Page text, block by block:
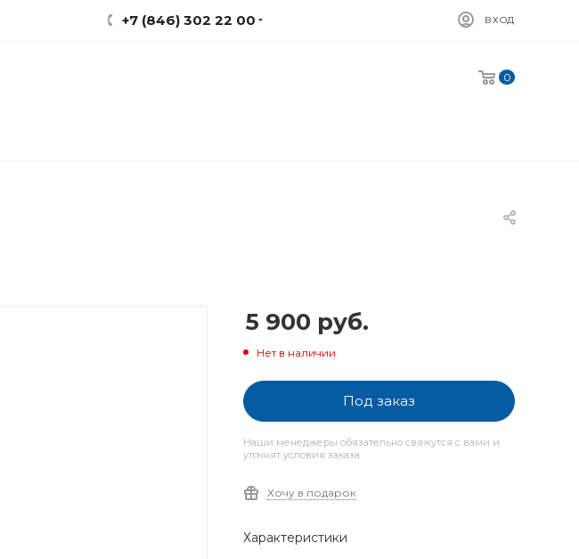
+7 (846) 302 22 00 ВХОД
0
5 900 руб.
Нет в наличии
Под заказ
Наши менеджеры обязательно свяжутся с вами и
уточнят условия заказа
Хочу в подарок
Характеристики